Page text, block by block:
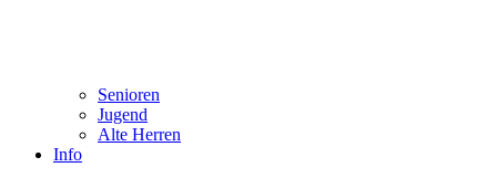
Senioren
Jugend
Alte Herren
Info